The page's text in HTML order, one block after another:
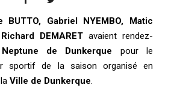
BUTTO, Gabriel NYEMBO, Matic
DEMARET avaient rendez-
Neptune de Dunkerque pour le
sportif de la saison organisé en
Ville de Dunkerque.